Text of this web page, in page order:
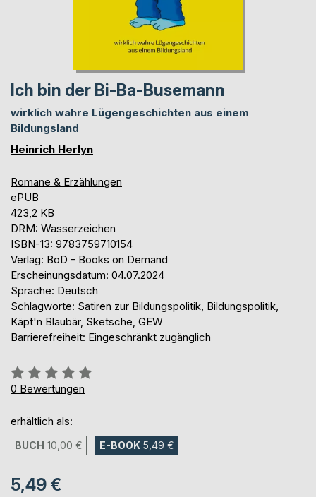
Ich bin der Bi-Ba-Busemann
wirklich wahre Lügengeschichten aus einem
Bildungsland
Heinrich Herlyn
Romane & Erzählungen
ePUB
423,2 KB
DRM: Wasserzeichen
ISBN-13: 9783759710154
Verlag: BoD - Books on Demand
Erscheinungsdatum: 04.07.2024
Sprache: Deutsch
Schlagworte: Satiren zur Bildungspolitik, Bildungspolitik,
Käpt'n Blaubär, Sketsche, GEW
Barrierefreiheit: Eingeschränkt zugänglich
Bewertung::
0%
0 Bewertungen
erhältlich als:
BUCH 10,00 € E-BOOK 5,49 €
5,49 €